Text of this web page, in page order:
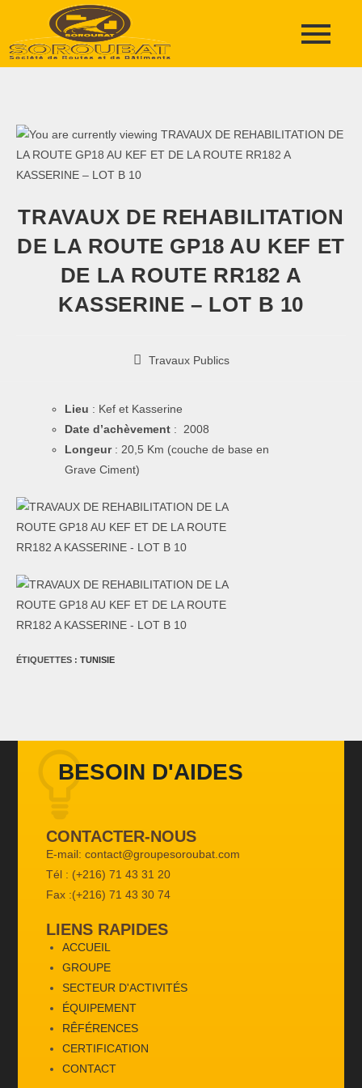
TRAVAUX DE REHABILITATION
DE LA ROUTE GP18 AU KEF ET
DE LA ROUTE RR182 A
KASSERINE – LOT B 10
Travaux Publics
Lieu : Kef et Kasserine
Date d’achèvement : 2008
Longeur : 20,5 Km (couche de base en
Grave Ciment)
ÉTIQUETTES : TUNISIE
BESOIN D'AIDES
CONTACTER-NOUS
E-mail: contact@groupesoroubat.com
Tél : (+216) 71 43 31 20
Fax :(+216) 71 43 30 74
LIENS RAPIDES
ACCUEIL
GROUPE
SECTEUR D'ACTIVITÉS
ÉQUIPEMENT
RÊFÉRENCES
CERTIFICATION
CONTACT